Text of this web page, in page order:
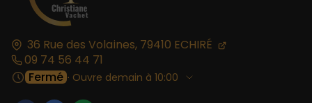
36 Rue des Volaines, 79410 ECHIRÉ
09 74 56 44 71
Fermé ⋅ Ouvre demain à 10:00